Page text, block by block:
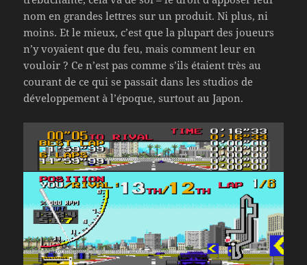
nom en grandes lettres sur un produit. Ni plus, ni
moins. Et le mieux, c’est que la plupart des joueurs
n’y voyaient que du feu, mais comment leur en
vouloir ? Ce n’est pas comme s’ils étaient très au
courant de ce qui se passait dans les studios de
développement à l’époque, surtout au Japon.